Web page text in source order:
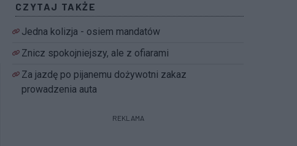
CZYTAJ TAKŻE
Jedna kolizja - osiem mandatów
Znicz spokojniejszy, ale z ofiarami
Za jazdę po pijanemu dożywotni zakaz
prowadzenia auta
REKLAMA